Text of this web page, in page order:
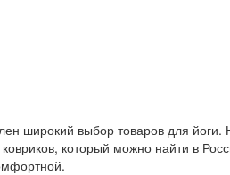
широкий выбор товаров для
который можно найти в